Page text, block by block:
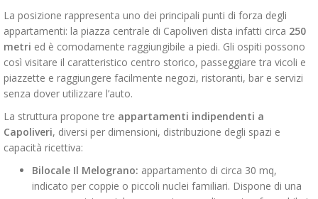
La posizione rappresenta uno dei principali punti di forza degli
appartamenti: la piazza centrale di Capoliveri dista infatti circa 250
metri ed è comodamente raggiungibile a piedi. Gli ospiti possono
così visitare il caratteristico centro storico, passeggiare tra vicoli e
piazzette e raggiungere facilmente negozi, ristoranti, bar e servizi
senza dover utilizzare l’auto.
La struttura propone tre appartamenti indipendenti a
Capoliveri, diversi per dimensioni, distribuzione degli spazi e
capacità ricettiva:
Bilocale Il Melograno: appartamento di circa 30 mq,
indicato per coppie o piccoli nuclei familiari. Dispone di una